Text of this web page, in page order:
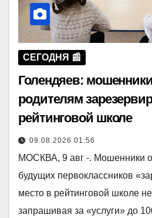
СЕГОДНЯ 📰
Голендяев:
родителям
рейтинговой школе
09.08.2026 01:56
МОСКВА, 9 авг -. Мошенники
будущих первоклассников
место в рейтинговой школе
запрашивая за «услуги» до